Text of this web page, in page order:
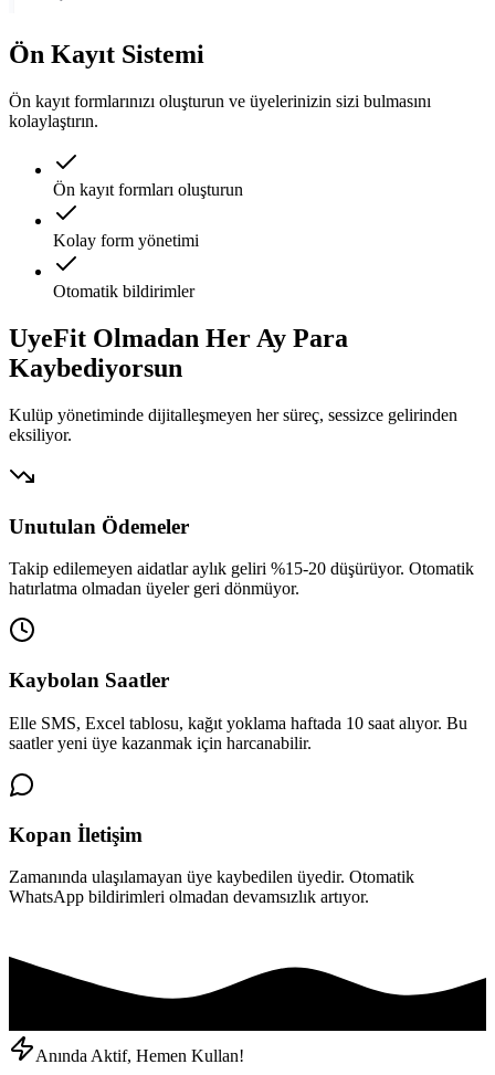
Ön Kayıt Sistemi
Ön kayıt formlarınızı oluşturun ve üyelerinizin sizi bulmasını
kolaylaştırın.
Ön kayıt formları oluşturun
Kolay form yönetimi
Otomatik bildirimler
UyeFit Olmadan Her Ay Para
Kaybediyorsun
Kulüp yönetiminde dijitalleşmeyen her süreç, sessizce gelirinden
eksiliyor.
Unutulan Ödemeler
Takip edilemeyen aidatlar aylık geliri %15-20 düşürüyor. Otomatik
hatırlatma olmadan üyeler geri dönmüyor.
Kaybolan Saatler
Elle SMS, Excel tablosu, kağıt yoklama haftada 10 saat alıyor. Bu
saatler yeni üye kazanmak için harcanabilir.
Kopan İletişim
Zamanında ulaşılamayan üye kaybedilen üyedir. Otomatik
WhatsApp bildirimleri olmadan devamsızlık artıyor.
Anında Aktif, Hemen Kullan!